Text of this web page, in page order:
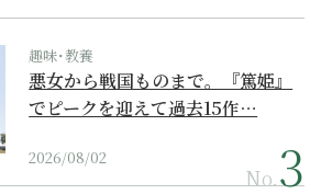
趣味･教養
悪女から戦国ものまで。『篤姫』
でピークを迎えて過去15作…
2026/08/02
No.